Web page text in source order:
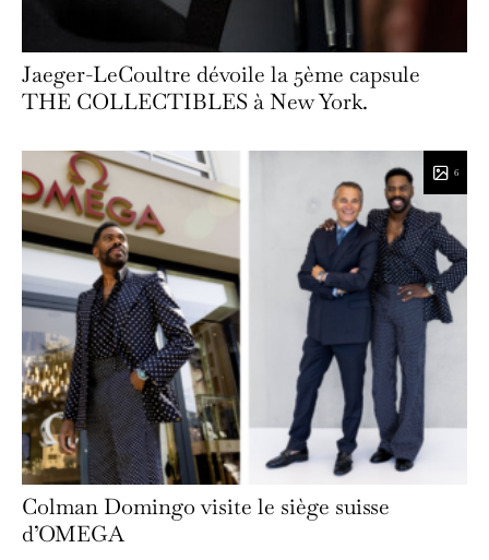
Jaeger-LeCoultre dévoile la 5ème capsule
THE COLLECTIBLES à New York.
6
Colman Domingo visite le siège suisse
d’OMEGA